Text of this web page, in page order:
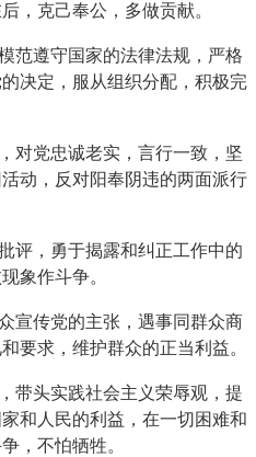
，克己奉公，多做贡献。
范遵守国家的法律法规，严格
决定，服从组织分配，积极完
对党忠诚老实，言行一致，坚
动，反对阳奉阴违的两面派行
评，勇于揭露和纠正工作中的
象作斗争。
宣传党的主张，遇事同群众商
要求，维护群众的正当利益。
带头实践社会主义荣辱观，提
和人民的利益，在一切困难和
，不怕牺牲。